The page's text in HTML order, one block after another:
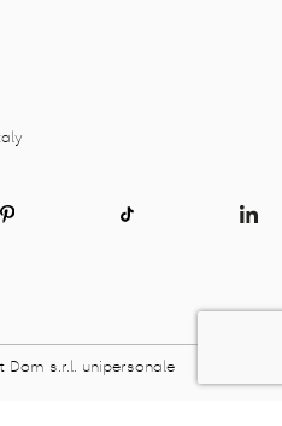
s.r.l. unipersonale